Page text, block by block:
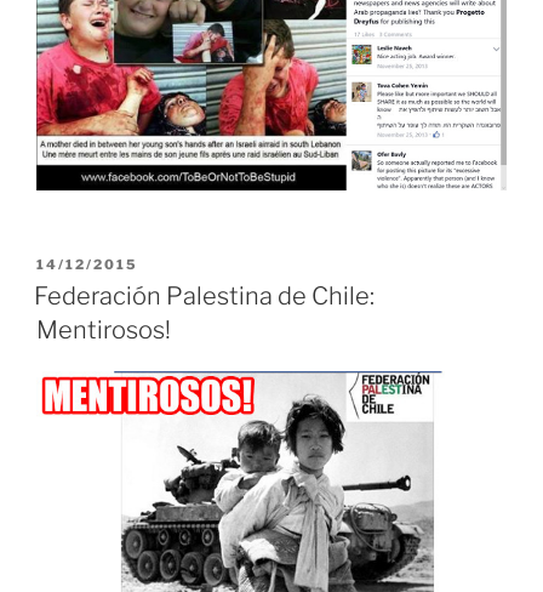
PUBLICADO
EL
14/12/2015
Federación Palestina de Chile:
Mentirosos!